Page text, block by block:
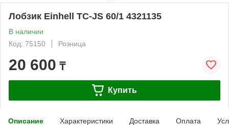
Лобзик Einhell TC-JS 60/1 4321135
В наличии
Код: 75150
Розница
20 600 ₸
Купить
Описание Характеристики Доставка Оплата